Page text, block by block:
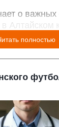
о важных
Алтайском
полностью